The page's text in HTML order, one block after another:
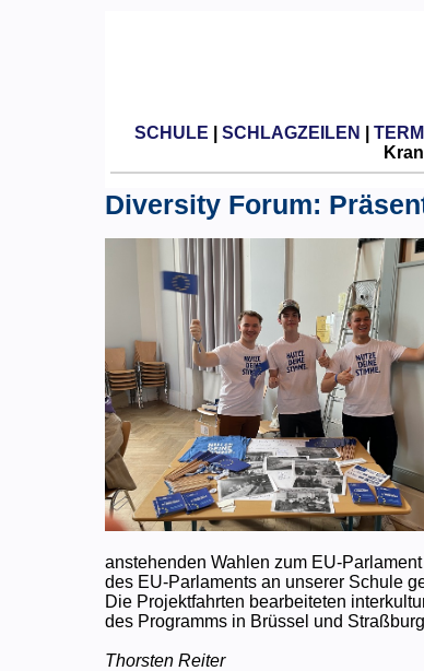
SCHULE SCHLAGZEILEN
Diversity Forum:
anstehenden Wahlen zum EU-
des EU-Parlaments an unserer Schule
Die Projektfahrten bearbeiteten
des Programms in Brüssel und
Thorsten Reiter